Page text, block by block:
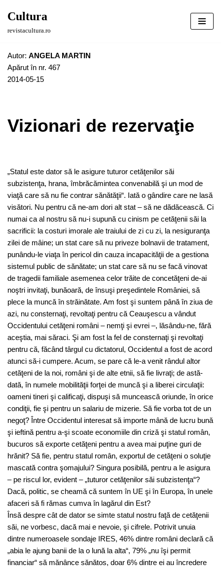
Sari
Cultura
revistacultura.ro
Autor: ANGELA MARTIN
Apărut în nr. 467
2014-05-15
Vizionari de rezervaţie
„Statul este dator să le asigure tuturor cetăţenilor săi
subzistenţa, hrana, îmbrăcămintea convenabilă şi un mod de
viaţă care să nu fie contrar sănătăţii“. Iată o gândire care ne lasă
visători. Nu pentru că ne-am dori alt stat – să ne dădăcească. Ci
numai ca al nostru să nu-i supună cu cinism pe cetăţenii săi la
sacrificii: la costuri imorale ale traiului de zi cu zi, la nesiguranţa
zilei de mâine; un stat care să nu priveze bolnavii de tratament,
punându-le viaţa în pericol din cauza incapacităţii de a gestiona
sistemul public de sănătate; un stat care să nu se facă vinovat
de tragedii familiale asemenea celor trăite de concetăţeni de-ai
noştri invitaţi, bunăoară, de însuşi preşedintele României, să
plece la muncă în străinătate. Am fost şi suntem până în ziua de
azi, nu consternaţi, revoltaţi pentru că Ceauşescu a vândut
Occidentului cetăţeni români – nemţi şi evrei –, lăsându-ne, fără
aceştia, mai săraci. Şi am fost la fel de consternaţi şi revoltaţi
pentru că, făcând târgul cu dictatorul, Occidentul a fost de acord
atunci să-i cumpere. Acum, se pare că le-a venit rândul altor
cetăţeni de la noi, români şi de alte etnii, să fie livraţi; de astă-
dată, în numele mobilităţii forţei de muncă şi a liberei circulaţii:
oameni tineri şi calificaţi, dispuşi să muncească oriunde, în orice
condiţii, fie şi pentru un salariu de mizerie. Să fie vorba tot de un
negoţ? Între Occidentul interesat să importe mână de lucru bună
şi ieftină pentru a-şi scoate economiile din criză şi statul român,
bucuros să exporte cetăţeni pentru a avea mai puţine guri de
hrănit? Să fie, pentru statul român, exportul de cetăţeni o soluţie
mascată contra şomajului? Singura posibilă, pentru a le asigura
– pe riscul lor, evident – „tuturor cetăţenilor săi subzistenţa“?
Dacă, politic, se cheamă că suntem în UE şi în Europa, în unele
afaceri să fi rămas cumva în lagărul din Est?
Însă despre cât de dator se simte statul nostru faţă de cetăţenii
săi, ne vorbesc, dacă mai e nevoie, şi cifrele. Potrivit unuia
dintre numeroasele sondaje IRES, 46% dintre români declară că
„abia le ajung banii de la o lună la alta“, 79% „nu îşi permit
financiar“ să mănânce sănătos, doar 6% dintre ei au încredere